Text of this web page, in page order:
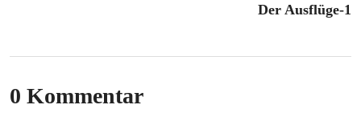
Der Ausflüge-1
0 Kommentar